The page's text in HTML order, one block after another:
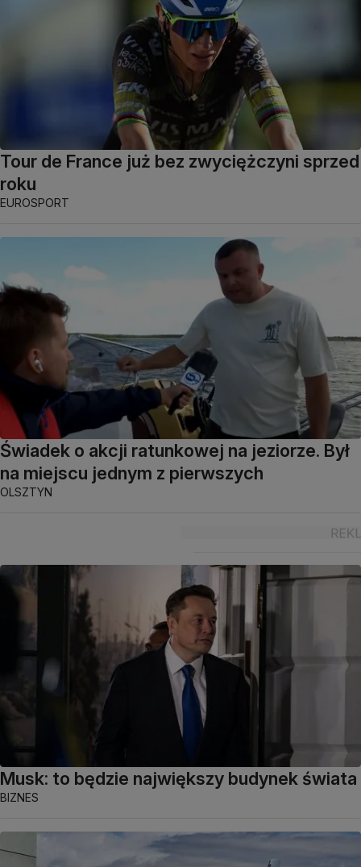
Tour de France już bez zwyciężczyni sprzed
roku
EUROSPORT
Świadek o akcji ratunkowej na jeziorze. Był
na miejscu jednym z pierwszych
OLSZTYN
Musk: to będzie największy budynek świata
BIZNES